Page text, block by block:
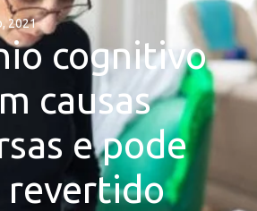
2021
cognitivo
causas
e pode
revertido